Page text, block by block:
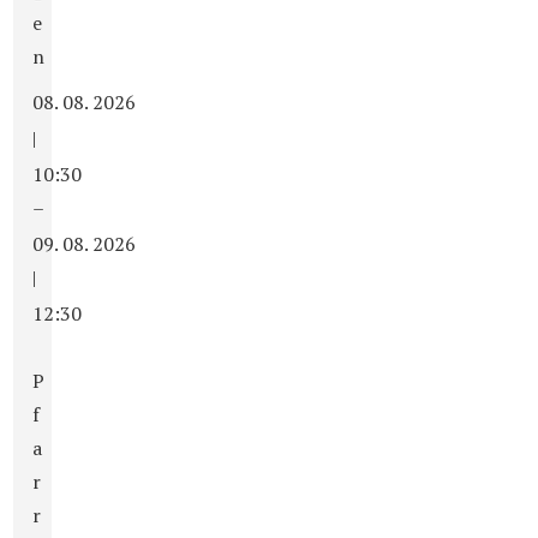
e
n
08. 08. 2026
|
10:30
–
09. 08. 2026
|
12:30
P
f
a
r
r